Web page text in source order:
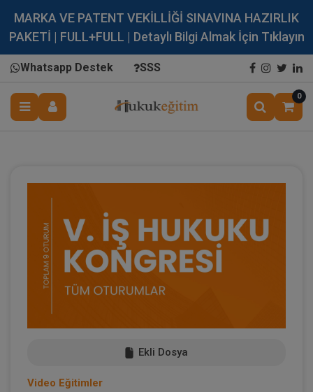
MARKA VE PATENT VEKİLLİĞİ SINAVINA HAZIRLIK
PAKETİ | FULL+FULL | Detaylı Bilgi Almak İçin Tıklayın
Whatsapp Destek SSS
0
Ekli Dosya
Video Eğitimler